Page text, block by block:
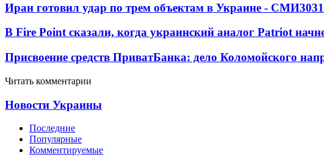
Иран готовил удар по трем объектам в Украине - СМИ3031
В Fire Point сказали, когда украинский аналог Patriot
Присвоение средств ПриватБанка: дело Коломойского
Читать комментарии
Новости Украины
Последние
Популярные
Комментируемые